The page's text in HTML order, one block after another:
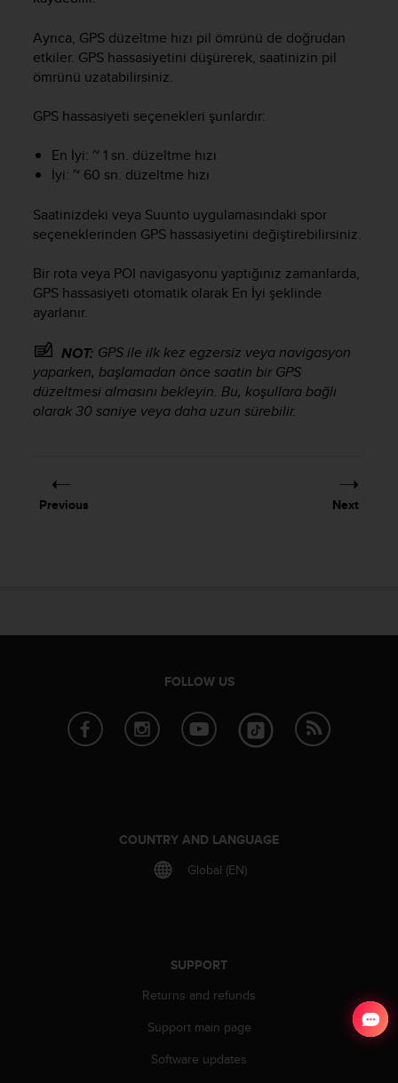
Ayrıca, GPS düzeltme hızı pil ömrünü de doğrudan
etkiler. GPS hassasiyetini düşürerek, saatinizin pil
ömrünü uzatabilirsiniz.
GPS hassasiyeti seçenekleri şunlardır:
En İyi: ~ 1 sn. düzeltme hızı
İyi: ~ 60 sn. düzeltme hızı
Saatinizdeki veya Suunto uygulamasındaki spor
seçeneklerinden GPS hassasiyetini değiştirebilirsiniz.
Bir rota veya POI navigasyonu yaptığınız zamanlarda,
GPS hassasiyeti otomatik olarak En İyi şeklinde
ayarlanır.
NOT: GPS ile ilk kez egzersiz veya navigasyon
yaparken, başlamadan önce saatin bir GPS
düzeltmesi almasını bekleyin. Bu, koşullara bağlı
olarak 30 saniye veya daha uzun sürebilir.
Previous Next
FOLLOW US
COUNTRY AND LANGUAGE
Global (EN)
SUPPORT
Returns and refunds
Support main page
Software updates